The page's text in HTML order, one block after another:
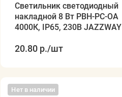
Светильник светодиодный
накладной 8 Вт PBH-PC-OA
4000К, IP65, 230В JAZZWAY
20.80 р./шт
Нет в наличии